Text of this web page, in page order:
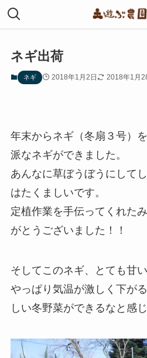
ネギ出荷
ネギ 2018年1月2日 2018年1月
年末からネギ（冬扇３号）
派なネギができました。
あんなに草ぼうぼうにして
はたくましいです。
定植作業を手伝ってくれた
がとうございました！！
そしてこのネギ、とても甘い
やっぱり気温が激しく下が
しい冬野菜ができるなと感じ